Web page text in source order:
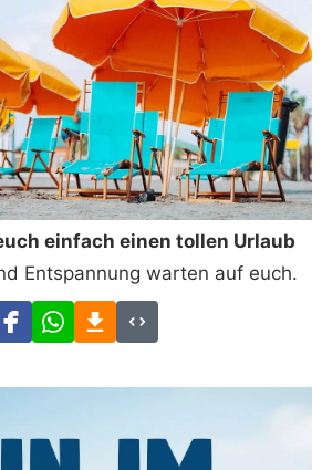
einfach einen tollen Urlaub
Entspannung warten auf euch.